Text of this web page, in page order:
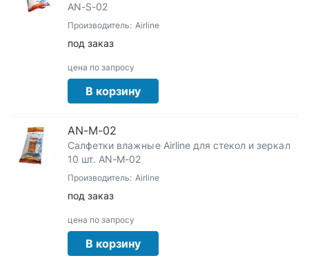
АN-S-02
Производитель: Airline
под заказ
цена по запросу
В корзину
AN-M-02
Салфетки влажные Airline для стекол и зеркал
10 шт. AN-M-02
Производитель: Airline
под заказ
цена по запросу
В корзину